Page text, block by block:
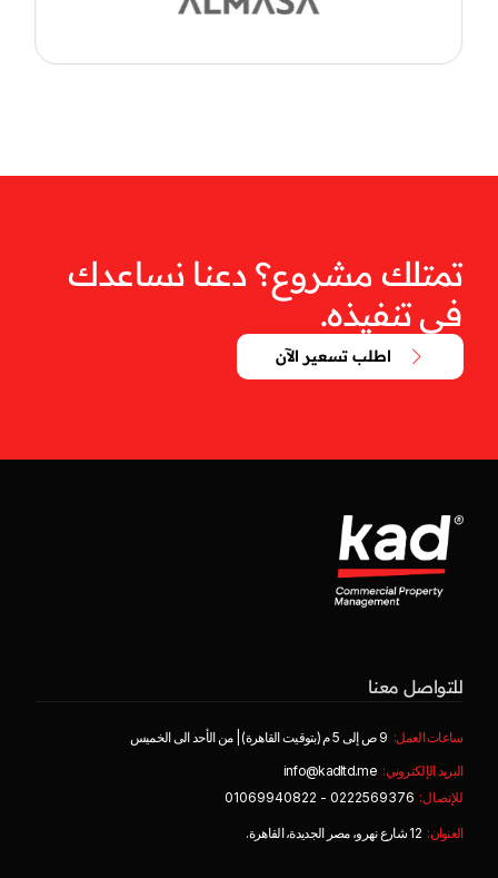
تمتلك مشروع؟ دعنا نساعدك
في تنفيذه.
اطلب تسعير الآن
للتواصل معنا
ساعات العمل: 9 ص إلى 5 م (بتوقيت القاهرة) | من الأحد الى الخميس
البريد الإلكتروني: info@kadltd.me
للإتصال: 0222569376 - 01069940822
العنوان: 12 شارع نهرو، مصر الجديدة، القاهرة.